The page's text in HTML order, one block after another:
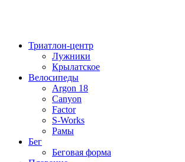
Триатлон-центр
Лужники
Крылатское
Велосипеды
Argon 18
Canyon
Factor
S-Works
Рамы
Бег
Беговая форма